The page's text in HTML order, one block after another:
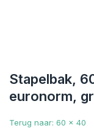
Stapelbak,
euronorm,
Terug naar: 60 x 40